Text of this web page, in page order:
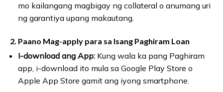
mo kailangang magbigay ng collateral o anumang uri
ng garantiya upang makautang.
2. Paano Mag-apply para sa Isang Paghiram Loan
I-download ang App:Kung wala ka pang Paghiram
app, i-download ito mula sa Google Play Store o
Apple App Store gamit ang iyong smartphone.